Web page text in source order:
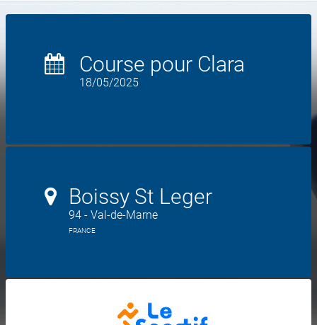
Course pour Clara
18/05/2025
Boissy St Leger
94 - Val-de-Marne
FRANCE